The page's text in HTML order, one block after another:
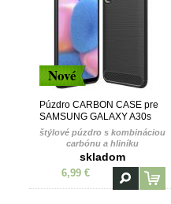
Nové
Púzdro CARBON CASE pre
SAMSUNG GALAXY A30s
(A307F) - čierne
štýlové púzdro s kombináciou
carbónu a hliníku
skladom
6,99 €